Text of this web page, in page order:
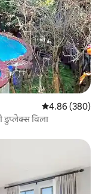
औसत रेटिंग 5 में से
4.86 (380)
डुप्लेक्स विला